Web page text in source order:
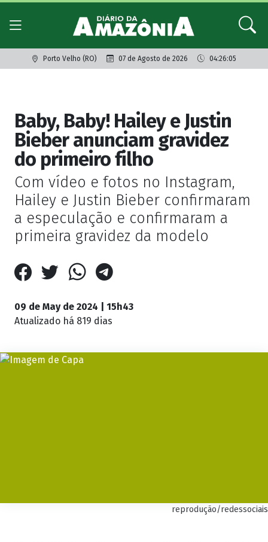
Porto Velho (RO) 07 de Agosto de 2026 04:26:05
Baby, Baby! Hailey e Justin
Bieber anunciam gravidez
do primeiro filho
Com vídeo e fotos no Instagram,
Hailey e Justin Bieber confirmaram
a especulação e confirmaram a
primeira gravidez da modelo
09 de May de 2024 | 15h43
Atualizado há 819 dias
reprodução/redessociais